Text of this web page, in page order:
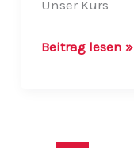
Unser Kurs
***Ersatztermin
Beitrag lesen »